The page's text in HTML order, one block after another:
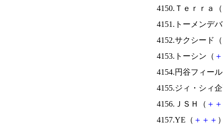
4150.Ｔｅｒｒａ（
4151.トーメンデ
4152.サクシード（
4153.トーシン（ ＋
4154.円谷フィー
4155.ジィ・シィ
4156.ＪＳＨ（ ＋ ＋
4157.YE（ ＋ ＋ ＋